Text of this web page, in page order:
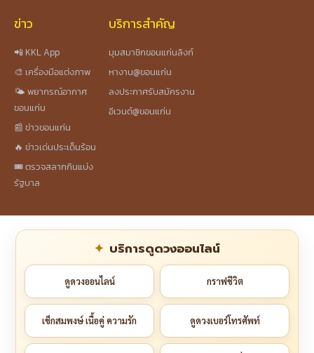
ข่าว
📲 KKL App
🎨 เครื่องมือแต่งภาพ
🌤️ พยากรณ์อากาศ
ขอนแก่น
📰 ข่าวขอนแก่น
🔥 ข่าวเด่นประเด็นร้อน
🎟️ ตรวจสลากกินแบ่ง
รัฐบาล
บริการสำคัญ
มุมสมาชิกขอนแก่นลิงก์
หางาน@ขอนแก่น
ลงประกาศรับสมัครงาน
อีเวนต์@ขอนแก่น
บริการดูดวงออนไลน์
ดูดวงออนไลน์ กราฟชีวิต
เช็กสมพงษ์ เนื้อคู่ ความรัก ดูดวงเบอร์โทรศัพท์